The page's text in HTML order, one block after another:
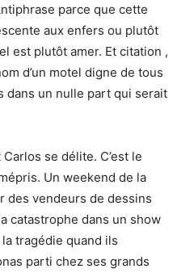
parce que cette
aux enfers ou plutôt
est plutôt amer. Et citation ,
d’un motel digne de tous
dans un nulle part qui serait
se délite. C’est le
Un weekend de la
des vendeurs de dessins
catastrophe dans un show
tragédie quand ils
parti chez ses grands